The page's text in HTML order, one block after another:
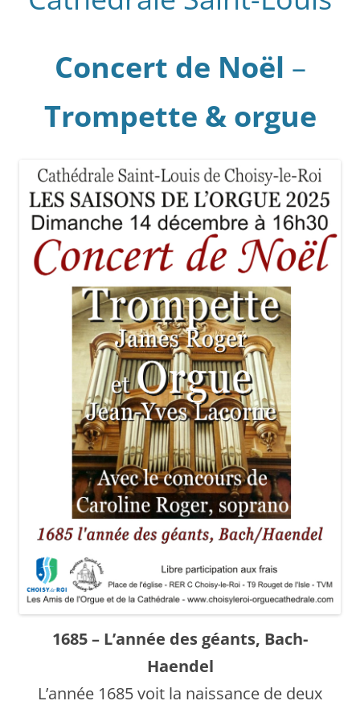
Concert de Noël –
Trompette & orgue
1685 – L’année des géants, Bach-
Haendel
L’année 1685 voit la naissance de deux